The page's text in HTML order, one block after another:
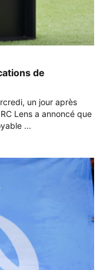
de
un jour après
Lens a annoncé que
...